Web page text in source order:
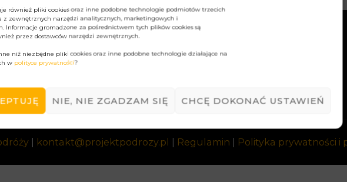
również pliki cookies oraz inne podobne technologie podmiotów trzecich
z zewnętrznych narzędzi analitycznych, marketingowych i
Informacje gromadzone za pośrednictwem tych plików cookies są
przez dostawców narzędzi zewnętrznych.
niż niezbędne pliki cookies oraz inne podobne technologie działające na
w polityce prywatności?
NIE, NIE ZGADZAM SIĘ CHCĘ DOKONAĆ USTAWIEŃ
kontakt@projektpodrozy.pl Regulamin Polityka prywatności i